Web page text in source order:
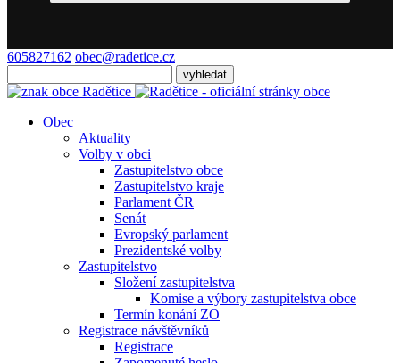
605827162 obec@radetice.cz
Obec
Aktuality
Volby v obci
Zastupitelstvo obce
Zastupitelstvo kraje
Parlament ČR
Senát
Evropský parlament
Prezidentské volby
Zastupitelstvo
Složení zastupitelstva
Komise a výbory zastupitelstva obce
Termín konání ZO
Registrace návštěvníků
Registrace